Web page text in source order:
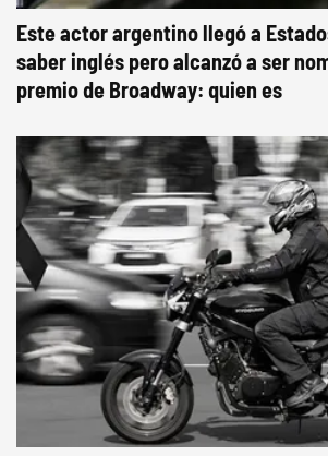
Este actor argentino llegó a
saber inglés pero alcanzó a ser
premio de Broadway: quien es